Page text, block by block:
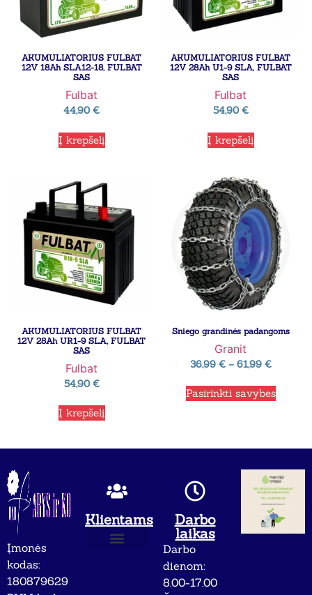
AKUMULIATORIUS FULBAT
12V 18Ah SLA12-18, FULBAT
SAS
Fulbat
44,90€
Į krepšelį
AKUMULIATORIUS FULBAT
12V 28Ah U1-9 SLA, FULBAT
SAS
Fulbat
54,90€
Į krepšelį
AKUMULIATORIUS FULBAT
12V 28Ah UR1-9 SLA, FULBAT
SAS
Fulbat
54,90€
Į krepšelį
Sniego grandinės padangoms
Granit
36,99 € – 61,99 €
Pasirinkti savybes
Įmonės
kodas:
180879629
Klientams
Darbo
laikas
Darbo
dienom:
8.00-17.00